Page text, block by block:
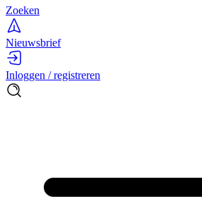
Zoeken
Nieuwsbrief
Inloggen / registreren